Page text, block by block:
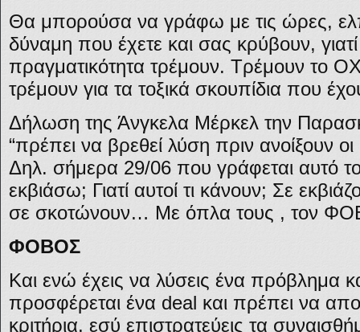
Θα μπορούσα να γράφω με τις ώρες,
δύναμη που έχετε και σας κρύβουν,
πραγματικότητα τρέμουν. Τρέμουν το
τρέμουν για τα τοξικά σκουπίδια που
Δήλωση της Άνγκελα Μέρκελ την
“πρέπει να βρεθεί λύση πριν ανοίξουν
Δηλ. σήμερα 29/06 που γράφεται αυτό
εκβιάσω; Γιατί αυτοί τι κάνουν; Σε
σε σκοτώνουν… Με όπλα τους , τον
ΦΟΒΟΣ
Και ενώ έχεις να λύσεις ένα πρόβλημα
προσφέρεται ένα deal και πρέπει να
κριτήρια, εσύ επιστρατεύεις τα